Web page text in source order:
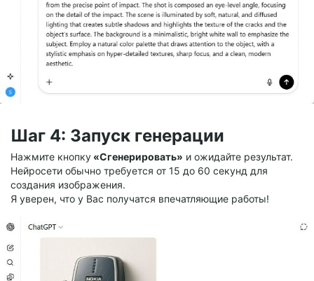
Шаг 4: Запуск генерации
Нажмите кнопку «Сгенерировать» и ожидайте результат.
Нейросети обычно требуется от 15 до 60 секунд для
создания изображения.
Я уверен, что у Вас получатся впечатляющие работы!